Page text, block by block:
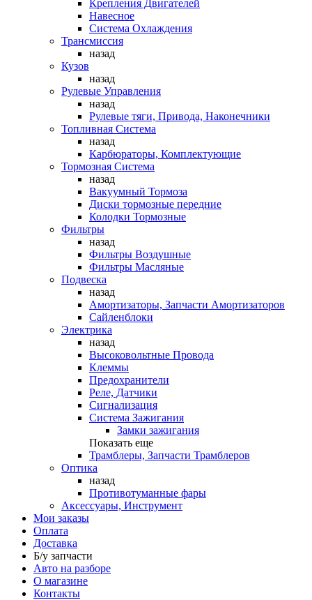
Крепления Двигателей
Навесное
Система Охлаждения
Трансмиссия
назад
Кузов
назад
Рулевые Управления
назад
Рулевые тяги, Привода, Наконечники
Топливная Система
назад
Карбюраторы, Комплектующие
Тормозная Система
назад
Вакуумный Тормоза
Диски тормозные передние
Колодки Тормозные
Фильтры
назад
Фильтры Воздушные
Фильтры Масляные
Подвеска
назад
Амортизаторы, Запчасти Амортизаторов
Сайленблоки
Электрика
назад
Высоковольтные Провода
Клеммы
Предохранители
Реле, Датчики
Сигнализация
Система Зажигания
Замки зажигания
Показать еще
Трамблеры, Запчасти Трамблеров
Оптика
назад
Противотуманные фары
Аксессуары, Инструмент
Мои заказы
Оплата
Доставка
Б/у запчасти
Авто на разборе
О магазине
Контакты